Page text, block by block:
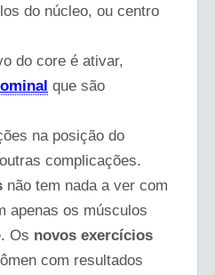
do núcleo, ou centro
do core é ativar,
que são
na posição do
complicações.
não tem nada a ver com
apenas os músculos
Os novos exercícios
com resultados